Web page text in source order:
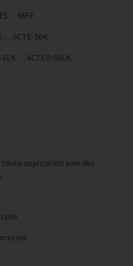
66FE
… 6CTE-50K
6LK … 6CTEU-50LK
application avec des